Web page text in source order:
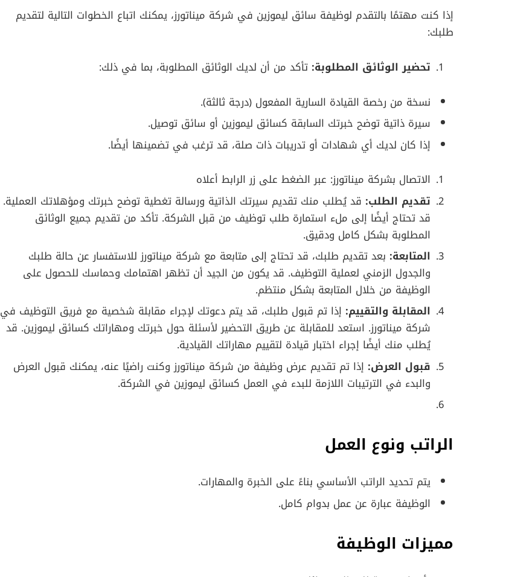
إذا كنت مهتمًا بالتقدم لوظيفة سائق ليموزين في شركة ميناتورز، يمكنك اتباع الخطوات التالية لتقديم
طلبك:
تحضير الوثائق المطلوبة: تأكد من أن لديك الوثائق المطلوبة، بما في ذلك:
نسخة من رخصة القيادة السارية المفعول (درجة ثالثة).
سيرة ذاتية توضح خبرتك السابقة كسائق ليموزين أو سائق توصيل.
إذا كان لديك أي شهادات أو تدريبات ذات صلة، قد ترغب في تضمينها أيضًا.
الاتصال بشركة ميناتورز: عبر الضغط على زر الرابط أعلاه
تقديم الطلب: قد يُطلب منك تقديم سيرتك الذاتية ورسالة تغطية توضح خبرتك ومؤهلاتك العملية.
قد تحتاج أيضًا إلى ملء استمارة طلب توظيف من قبل الشركة. تأكد من تقديم جميع الوثائق
المطلوبة بشكل كامل ودقيق.
المتابعة: بعد تقديم طلبك، قد تحتاج إلى متابعة مع شركة ميناتورز للاستفسار عن حالة طلبك
والجدول الزمني لعملية التوظيف. قد يكون من الجيد أن تظهر اهتمامك وحماسك للحصول على
الوظيفة من خلال المتابعة بشكل منتظم.
المقابلة والتقييم: إذا تم قبول طلبك، قد يتم دعوتك لإجراء مقابلة شخصية مع فريق التوظيف في
شركة ميناتورز. استعد للمقابلة عن طريق التحضير لأسئلة حول خبرتك ومهاراتك كسائق ليموزين. قد
يُطلب منك أيضًا إجراء اختبار قيادة لتقييم مهاراتك القيادية.
قبول العرض: إذا تم تقديم عرض وظيفة من شركة ميناتورز وكنت راضيًا عنه، يمكنك قبول العرض
والبدء في الترتيبات اللازمة للبدء في العمل كسائق ليموزين في الشركة.
الراتب ونوع العمل
يتم تحديد الراتب الأساسي بناءً على الخبرة والمهارات.
الوظيفة عبارة عن عمل بدوام كامل.
مميزات الوظيفة